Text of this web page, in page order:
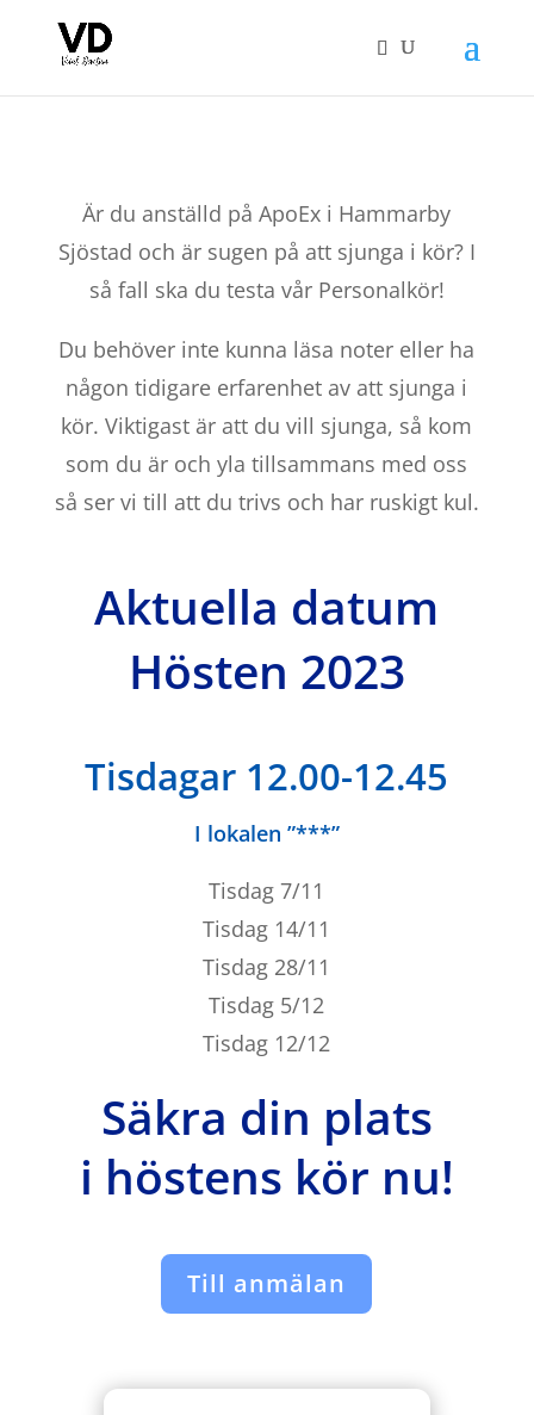
Är du anställd på ApoEx i Hammarby
Sjöstad och är sugen på att sjunga i kör? I
så fall ska du testa vår Personalkör!
Du behöver inte kunna läsa noter eller ha
någon tidigare erfarenhet av att sjunga i
kör. Viktigast är att du vill sjunga, så kom
som du är och yla tillsammans med oss
så ser vi till att du trivs och har ruskigt kul.
Aktuella datum
Hösten 2023
Tisdagar 12.00-12.45
I lokalen ”***”
Tisdag 7/11
Tisdag 14/11
Tisdag 28/11
Tisdag 5/12
Tisdag 12/12
Säkra din plats
i höstens kör nu!
Till anmälan